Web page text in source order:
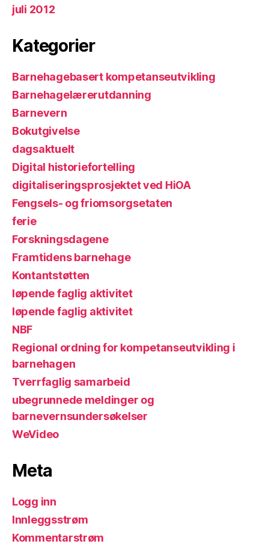
juli 2012
Kategorier
Barnehagebasert kompetanseutvikling
Barnehagelærerutdanning
Barnevern
Bokutgivelse
dagsaktuelt
Digital historiefortelling
digitaliseringsprosjektet ved HiOA
Fengsels- og friomsorgsetaten
ferie
Forskningsdagene
Framtidens barnehage
Kontantstøtten
løpende faglig aktivitet
løpende faglig aktivitet
NBF
Regional ordning for kompetanseutvikling i
barnehagen
Tverrfaglig samarbeid
ubegrunnede meldinger og
barnevernsundersøkelser
WeVideo
Meta
Logg inn
Innleggsstrøm
Kommentarstrøm